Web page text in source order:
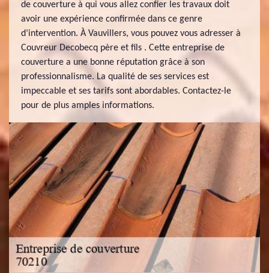
de couverture à qui vous allez confier les travaux doit
avoir une expérience confirmée dans ce genre
d’intervention. À Vauvillers, vous pouvez vous adresser à
Couvreur Decobecq père et fils . Cette entreprise de
couverture a une bonne réputation grâce à son
professionnalisme. La qualité de ses services est
impeccable et ses tarifs sont abordables. Contactez-le
pour de plus amples informations.